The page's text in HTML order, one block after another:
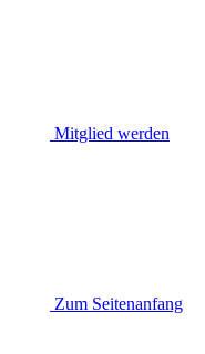
Mitglied werden
Zum Seitenanfang